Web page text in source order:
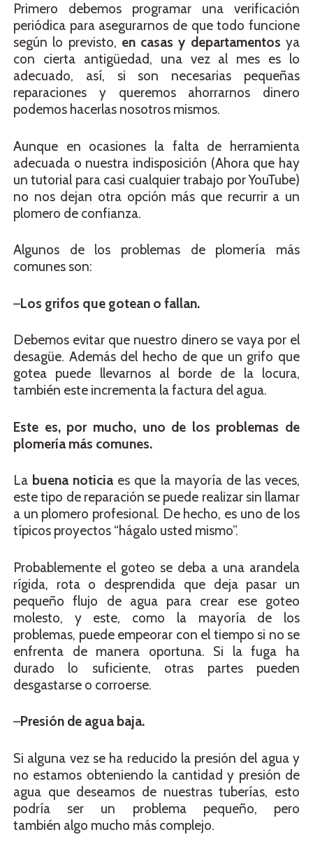
Primero debemos programar una verificación
periódica para asegurarnos de que todo funcione
según lo previsto, en casas y departamentosya
con cierta antigüedad, una vez al mes es lo
adecuado, así, si son necesarias pequeñas
reparaciones y queremos ahorrarnos dinero
podemos hacerlas nosotros mismos.
Aunque en ocasiones la falta de herramienta
adecuada o nuestra indisposición (Ahora que hay
un tutorial para casi cualquier trabajo por YouTube)
no nos dejan otra opción más que recurrir a un
plomero de confianza.
Algunos de los problemas de plomería más
comunes son:
–Los grifos que gotean o fallan.
Debemos evitar que nuestro dinero se vaya por el
desagüe. Además del hecho de que un grifo que
gotea puede llevarnos al borde de la locura,
también este incrementa la factura del agua.
Este es, por mucho, uno de los problemas de
plomería más comunes.
La buena noticia es que la mayoría de las veces,
este tipo de reparación se puede realizar sin llamar
a un plomero profesional. De hecho, es uno de los
típicos proyectos “hágalo usted mismo”.
Probablemente el goteo se deba a una arandela
rígida, rota o desprendida que deja pasar un
pequeño flujo de agua para crear ese goteo
molesto, y este, como la mayoría de los
problemas, puede empeorar con el tiempo si no se
enfrenta de manera oportuna. Si la fuga ha
durado lo suficiente, otras partes pueden
desgastarse o corroerse.
–Presión de agua baja.
Si alguna vez se ha reducido la presión del agua y
no estamos obteniendo la cantidad y presión de
agua que deseamos de nuestras tuberías, esto
podría ser un problema pequeño, pero
también algo mucho más complejo.